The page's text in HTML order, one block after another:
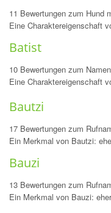
11 Bewertungen zum Hund
Eine Charaktereigenschaft
Batist
10 Bewertungen zum
Eine Charaktereigenschaft
Bautzi
17 Bewertungen zum
Ein Merkmal von Bautzi:
Bauzi
13 Bewertungen zum
Ein Merkmal von Bauzi: